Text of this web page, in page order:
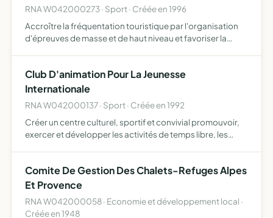
RNA W042000273 · Sport · Créée en 1996
Accroître la fréquentation touristique par l'organisation
d'épreuves de masse et de haut niveau et favoriser la
Club D'animation Pour La Jeunesse
Internationale
RNA W042000137 · Sport · Créée en 1992
Créer un centre culturel, sportif et convivial promouvoir,
exercer et développer les activités de temps libre, les
Comite De Gestion Des Chalets-Refuges Alpes
Et Provence
RNA W042000058 · Economie et développement local ·
Créée en 1948